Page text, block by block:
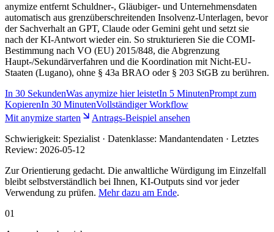
anymize entfernt Schuldner-, Gläubiger- und Unternehmensdaten
automatisch aus grenzüberschreitenden Insolvenz-Unterlagen, bevor
der Sachverhalt an GPT, Claude oder Gemini geht und setzt sie
nach der KI-Antwort wieder ein. So strukturieren Sie die COMI-
Bestimmung nach VO (EU) 2015/848, die Abgrenzung
Haupt-/Sekundärverfahren und die Koordination mit Nicht-EU-
Staaten (Lugano), ohne § 43a BRAO oder § 203 StGB zu berühren.
In 30 SekundenWas anymize hier leistetIn 5 MinutenPrompt zum
KopierenIn 30 MinutenVollständiger Workflow
Mit anymize starten
Antrags-Beispiel ansehen
Schwierigkeit: Spezialist · Datenklasse: Mandantendaten · Letztes
Review: 2026-05-12
Zur Orientierung gedacht. Die anwaltliche Würdigung im Einzelfall
bleibt selbstverständlich bei Ihnen, KI-Outputs sind vor jeder
Verwendung zu prüfen. Mehr dazu am Ende.
01